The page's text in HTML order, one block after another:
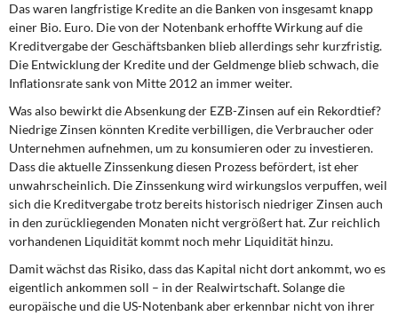
Das waren langfristige Kredite an die Banken von insgesamt knapp
einer Bio. Euro. Die von der Notenbank erhoffte Wirkung auf die
Kreditvergabe der Geschäftsbanken blieb allerdings sehr kurzfristig.
Die Entwicklung der Kredite und der Geldmenge blieb schwach, die
Inflationsrate sank von Mitte 2012 an immer weiter.
Was also bewirkt die Absenkung der EZB-Zinsen auf ein Rekordtief?
Niedrige Zinsen könnten Kredite verbilligen, die Verbraucher oder
Unternehmen aufnehmen, um zu konsumieren oder zu investieren.
Dass die aktuelle Zinssenkung diesen Prozess befördert, ist eher
unwahrscheinlich. Die Zinssenkung wird wirkungslos verpuffen, weil
sich die Kreditvergabe trotz bereits historisch niedriger Zinsen auch
in den zurückliegenden Monaten nicht vergrößert hat. Zur reichlich
vorhandenen Liquidität kommt noch mehr Liquidität hinzu.
Damit wächst das Risiko, dass das Kapital nicht dort ankommt, wo es
eigentlich ankommen soll – in der Realwirtschaft. Solange die
europäische und die US-Notenbank aber erkennbar nicht von ihrer